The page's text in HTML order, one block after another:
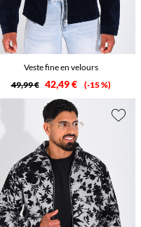
Veste fine en velours
49,99 € 42,49 € -15 %